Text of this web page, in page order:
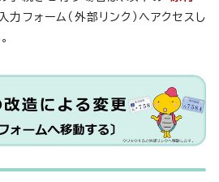
入力フォーム（外部リンク）へアクセスし